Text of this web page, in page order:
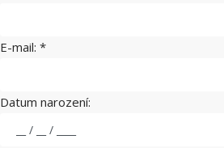
E-mail: *
Datum narození: